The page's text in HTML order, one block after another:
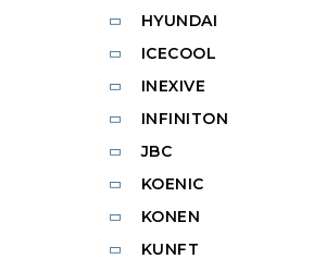
HYUNDAI
ICECOOL
INEXIVE
INFINITON
JBC
KOENIC
KONEN
KUNFT